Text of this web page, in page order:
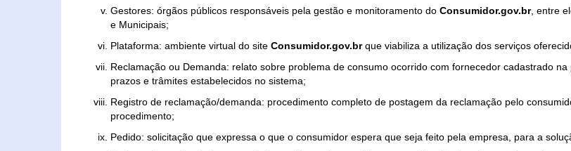
Gestores: órgãos públicos responsáveis pela gestão e monitoramento do Consumidor.gov.br, entre
e Municipais;
Plataforma: ambiente virtual do site Consumidor.gov.brque viabiliza a utilização dos serviços
Reclamação ou Demanda: relato sobre problema de consumo ocorrido com fornecedor cadastrado
prazos e trâmites estabelecidos no sistema;
Registro de reclamação/demanda: procedimento completo de postagem da reclamação pelo
procedimento;
Pedido: solicitação que expressa o que o consumidor espera que seja feito pela empresa, para a